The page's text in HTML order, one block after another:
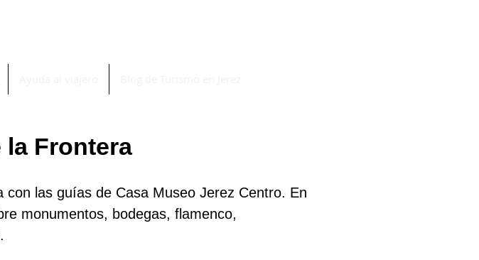
la Frontera
las guías de Casa Museo Jerez Centro. En
monumentos, bodegas, flamenco,